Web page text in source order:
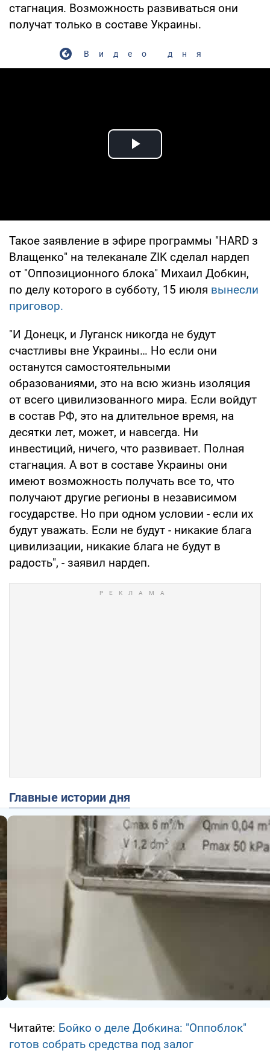
стагнация. Возможность развиваться они
получат только в составе Украины.
Видео дня
Play Video
Такое заявление в эфире программы "HARD з
Влащенко" на телеканале ZIK сделал нардеп
от "Оппозиционного блока" Михаил Добкин,
по делу которого в субботу, 15 июля вынесли
приговор.
"И Донецк, и Луганск никогда не будут
счастливы вне Украины… Но если они
останутся самостоятельными
образованиями, это на всю жизнь изоляция
от всего цивилизованного мира. Если войдут
в состав РФ, это на длительное время, на
десятки лет, может, и навсегда. Ни
инвестиций, ничего, что развивает. Полная
стагнация. А вот в составе Украины они
имеют возможность получать все то, что
получают другие регионы в независимом
государстве. Но при одном условии - если их
будут уважать. Если не будут - никакие блага
цивилизации, никакие блага не будут в
радость", - заявил нардеп.
Главные истории дня
Читайте: Бойко о деле Добкина: "Оппоблок"
готов собрать средства под залог